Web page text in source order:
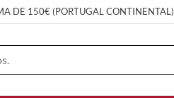
DE 150€ (PORTUGAL CONTINENTAL)